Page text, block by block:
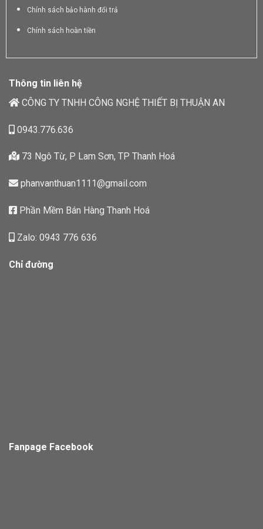
Chính sách bảo hành đổi trả
Chính sách hoàn tiền
Thông tin liên hệ
CÔNG TY TNHH CÔNG NGHỆ THIẾT BỊ THUẬN AN
0943.776.636
73 Ngô Từ, P Lam Sơn, TP Thanh Hoá
phanvanthuan1111@gmail.com
Phần Mềm Bán Hàng Thanh Hoá
Zalo: 0943 776 636
Chỉ đường
Fanpage Facebook